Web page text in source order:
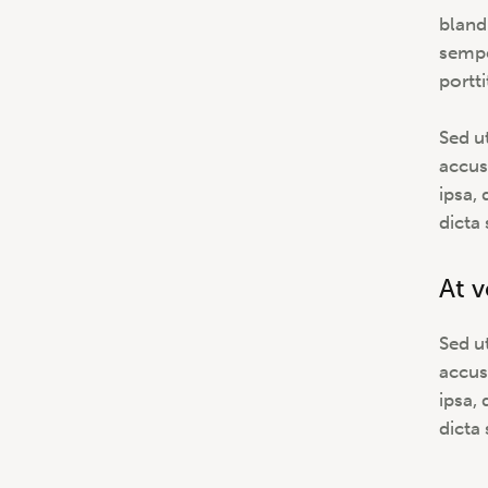
Sed
ipsa,
dicta
At
Sed
ipsa,
dicta